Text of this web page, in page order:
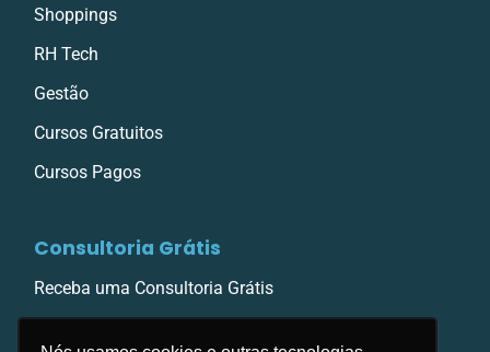
Shoppings
RH Tech
Gestão
Cursos Gratuitos
Cursos Pagos
Consultoria Grátis
Receba uma Consultoria Grátis